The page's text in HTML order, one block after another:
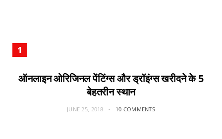
ऑनलाइन ओरिजिनल पेंटिंग्स और ड्रॉइंग्स खरीदने के 5
बेहतरीन स्थान
JUNE 25, 2018 10 COMMENTS